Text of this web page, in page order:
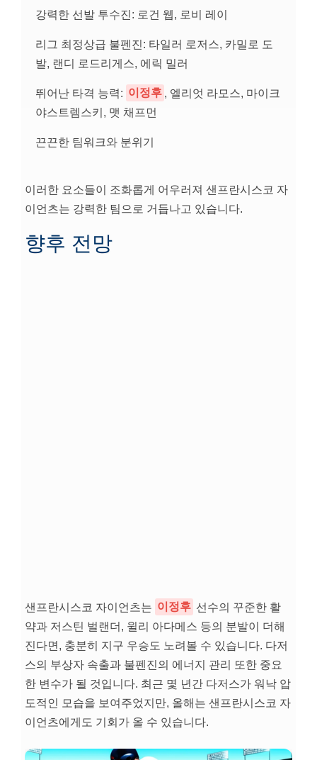
강력한 선발 투수진: 로건 웹, 로비 레이
리그 최정상급 불펜진: 타일러 로저스, 카밀로 도
발, 랜디 로드리게스, 에릭 밀러
뛰어난 타격 능력: 이정후 , 엘리엇 라모스, 마이크
야스트렘스키, 맷 채프먼
끈끈한 팀워크와 분위기
이러한 요소들이 조화롭게 어우러져 샌프란시스코 자
이언츠는 강력한 팀으로 거듭나고 있습니다.
향후 전망
샌프란시스코 자이언츠는 이정후 선수의 꾸준한 활
약과 저스틴 벌랜더, 윌리 아다메스 등의 분발이 더해
진다면, 충분히 지구 우승도 노려볼 수 있습니다. 다저
스의 부상자 속출과 불펜진의 에너지 관리 또한 중요
한 변수가 될 것입니다. 최근 몇 년간 다저스가 워낙 압
도적인 모습을 보여주었지만, 올해는 샌프란시스코 자
이언츠에게도 기회가 올 수 있습니다.